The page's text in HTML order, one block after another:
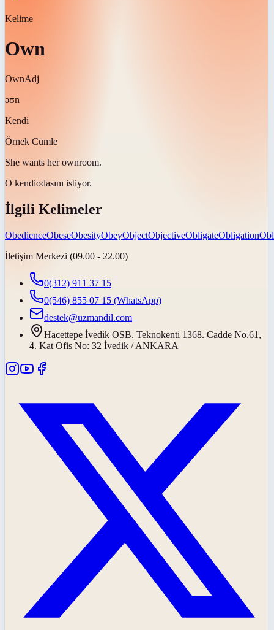
Kelime
Own
OwnAdj
əʊn
Kendi
Örnek Cümle
She wants her ownroom.
O kendiodasını istiyor.
İlgili Kelimeler
ObedienceObeseObesityObeyObjectObjectiveObligateObligation
İletişim Merkezi (09.00 - 22.00)
0(312) 911 37 15
0(546) 855 07 15 (WhatsApp)
destek@uzmandil.com
Hacettepe İvedik OSB. Teknokenti 1368. Cadde No.61,
4. Kat Ofis No: 32 İvedik / ANKARA